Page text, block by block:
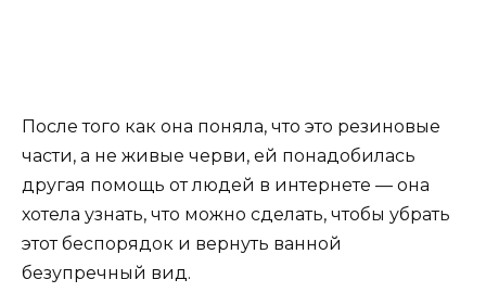
После того как она поняла, что это резиновые
части, а не живые черви, ей понадобилась
другая помощь от людей в интернете — она
хотела узнать, что можно сделать, чтобы убрать
этот беспорядок и вернуть ванной
безупречный вид.